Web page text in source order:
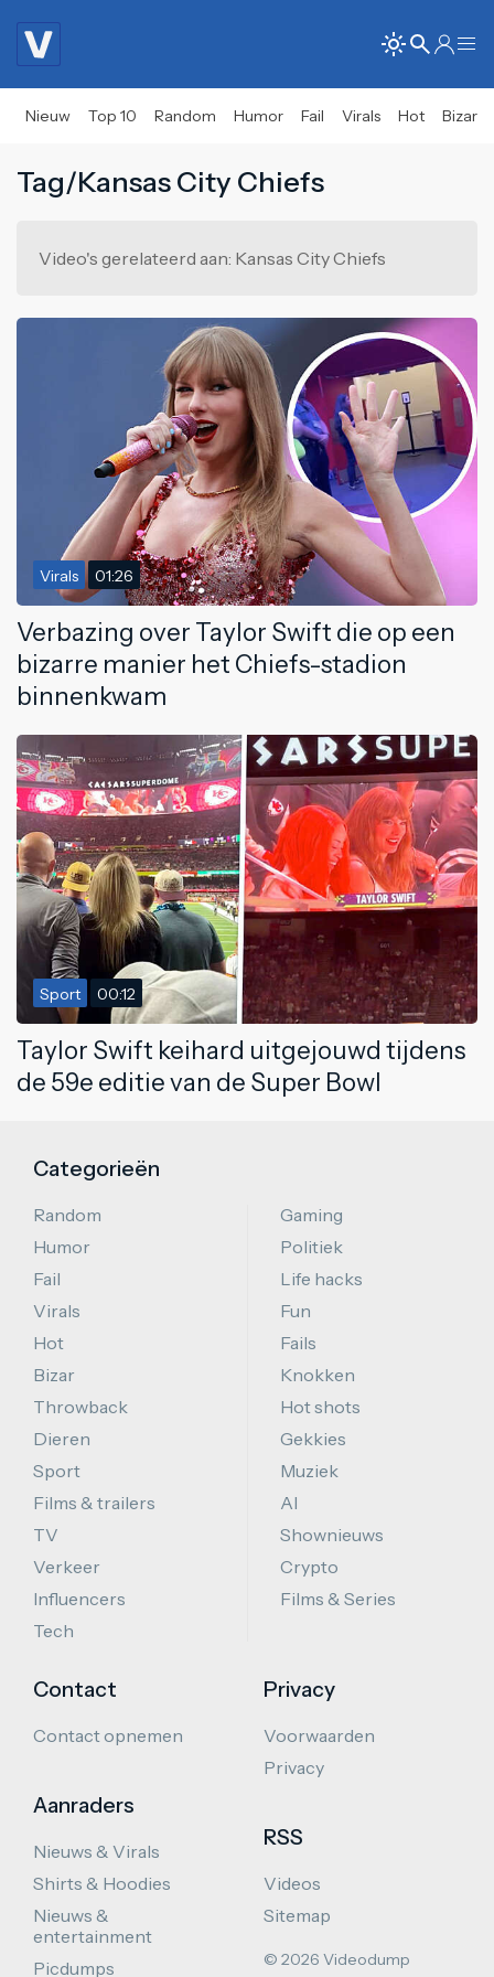
Nieuw Top 10 Random Humor Fail Virals Hot Bizar
Tag/Kansas City Chiefs
Video's gerelateerd aan: Kansas City Chiefs
Virals 01:26
Verbazing over Taylor Swift die op een
bizarre manier het Chiefs-stadion
binnenkwam
Sport 00:12
Taylor Swift keihard uitgejouwd tijdens
de 59e editie van de Super Bowl
Categorieën
Random
Humor
Fail
Virals
Hot
Bizar
Throwback
Dieren
Sport
Films & trailers
TV
Verkeer
Influencers
Tech
Gaming
Politiek
Life hacks
Fun
Fails
Knokken
Hot shots
Gekkies
Muziek
AI
Shownieuws
Crypto
Films & Series
Contact
Contact opnemen
Aanraders
Nieuws & Virals
Shirts & Hoodies
Nieuws &
entertainment
Picdumps
Privacy
Voorwaarden
Privacy
RSS
Videos
Sitemap
© 2026 Videodump